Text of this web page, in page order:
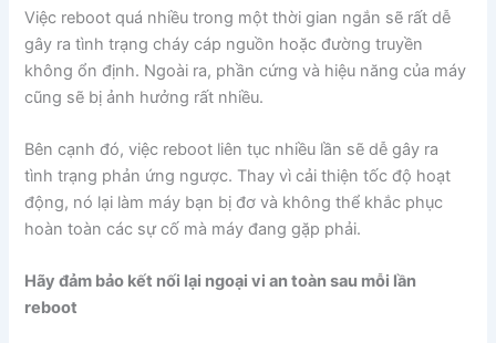
Việc reboot quá nhiều trong một thời gian ngắn sẽ rất dễ
gây ra tình trạng cháy cáp nguồn hoặc đường truyền
không ổn định. Ngoài ra, phần cứng và hiệu năng của máy
cũng sẽ bị ảnh hưởng rất nhiều.
Bên cạnh đó, việc reboot liên tục nhiều lần sẽ dễ gây ra
tình trạng phản ứng ngược. Thay vì cải thiện tốc độ hoạt
động, nó lại làm máy bạn bị đơ và không thể khắc phục
hoàn toàn các sự cố mà máy đang gặp phải.
Hãy đảm bảo kết nối lại ngoại vi an toàn sau mỗi lần
reboot